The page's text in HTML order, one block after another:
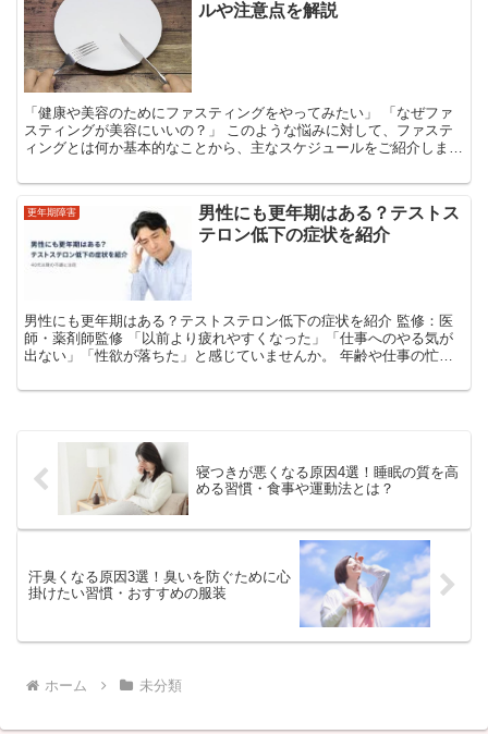
ルや注意点を解説
「健康や美容のためにファスティングをやってみたい」 「なぜファ
スティングが美容にいいの？」 このような悩みに対して、ファステ
ィングとは何か基本的なことから、主なスケジュールをご紹介しま
更年期障害
男性にも更年期はある？テストス
テロン低下の症状を紹介
男性にも更年期はある？テストステロン低下の症状を紹介 監修：医
師・薬剤師監修 「以前より疲れやすくなった」「仕事へのやる気が
出ない」「性欲が落ちた」と感じていませんか。 年齢や仕事の忙し
寝つきが悪くなる原因4選！睡眠の質を高
める習慣・食事や運動法とは？
汗臭くなる原因3選！臭いを防ぐために心
掛けたい習慣・おすすめの服装
ホーム 未分類